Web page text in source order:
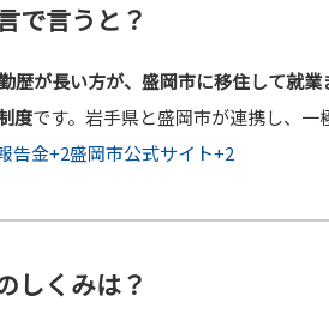
で言うと？
歴が長い方が、盛岡市に移住して就
度です。岩手県と盛岡市が連携し、
告金+2盛岡市公式サイト+2
しくみは？